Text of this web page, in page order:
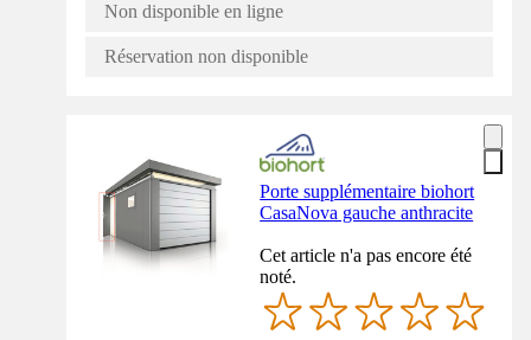
Non disponible en ligne
Réservation non disponible
Porte supplémentaire biohort
CasaNova gauche anthracite
Cet article n'a pas encore été
noté.